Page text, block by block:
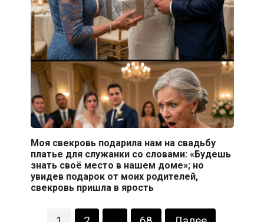
Моя свекровь подарила нам на свадьбу
платье для служанки со словами: «Будешь
знать своё место в нашем доме»; но
увидев подарок от моих родителей,
свекровь пришла в ярость
Пагинация